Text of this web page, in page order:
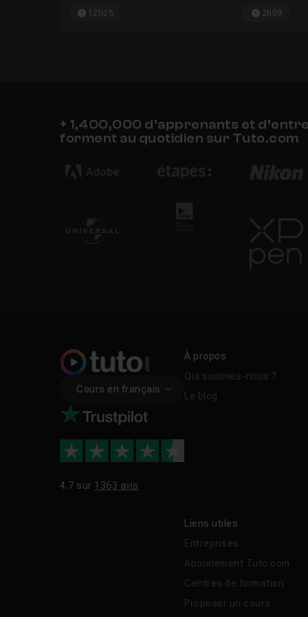
12h25 2h09
+ 1,400,000 d’apprenants et
forment au quotidien sur Tuto.com
Cours en français
4.7 sur 1363 avis
À propos
Qui sommes-nous ?
Le blog
Liens utiles
Entreprises
Abonnement Tuto.com
Centres de formation
Proposer un cours